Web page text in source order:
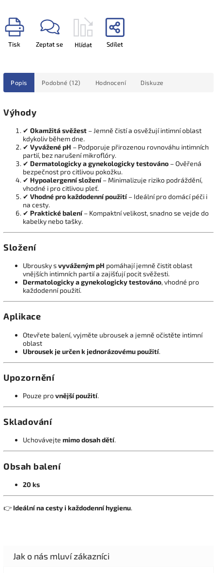
Tisk Zeptat se Hlídat Sdílet
Popis Podobné (12) Hodnocení Diskuze
Výhody
✔ Okamžitá svěžest – Jemně čistí a osvěžují intimní oblast
kdykoliv během dne.
✔ Vyvážené pH – Podporuje přirozenou rovnováhu intimních
partií, bez narušení mikroflóry.
✔ Dermatologicky a gynekologicky testováno – Ověřená
bezpečnost pro citlivou pokožku.
✔ Hypoalergenní složení– Minimalizuje riziko podráždění,
vhodné i pro citlivou pleť.
✔ Vhodné pro každodenní použití– Ideální pro domácí péči i
na cesty.
✔ Praktické balení– Kompaktní velikost, snadno se vejde do
kabelky nebo tašky.
Složení
Ubrousky svyváženým pH pomáhají jemně čistit oblast
vnějších intimních partií a zajišťují pocit svěžesti.
Dermatologicky a gynekologicky testováno, vhodné pro
každodenní použití.
Aplikace
Otevřete balení, vyjměte ubrousek a jemně očistěte intimní
oblast
Ubrousek je určen k jednorázovému použití.
Upozornění
Pouze provnější použití.
Skladování
Uchovávejte mimo dosah dětí.
Obsah balení
20 ks
👉 Ideální na cesty i každodenní hygienu.